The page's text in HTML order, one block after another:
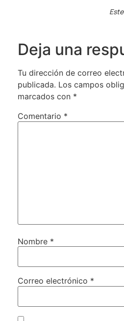
Deja una
Tu dirección de correo
publicada. Los campos
marcados con *
Comentario *
Nombre *
Correo electrónico *